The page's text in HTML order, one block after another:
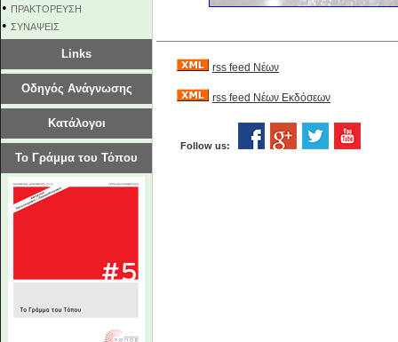
• ΠΡΑΚΤΟΡΕΥΣΗ
• ΣΥΝΑΨΕΙΣ
Links
Οδηγός Ανάγνωσης
Κατάλογοι
Το Γράμμα του Τόπου
rss feed Νέων
rss feed Νέων Εκδόσεων
Follow us: